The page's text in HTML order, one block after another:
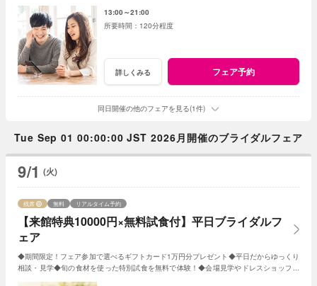
13:00～21:00
120分程度
詳しくみる フェア予約
同日開催の他のフェアを見る(1件)
Tue Sep 01 00:00:00 JST 2026月開催のブライダルフェア
9/1 (火)
【来館特典10000円×無料試食付】平日ブライダルフ
ェア
残席 無料 リアルタイム予約
◆期間限定！フェア参加で選べるギフトカード1万円分プレゼント◆平日だからゆっくり
相談・見学◆旬の食材を使った特別試食を無料で体験！◆会場見学やドレスショップ見